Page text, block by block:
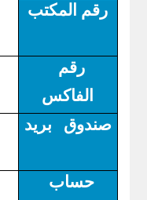
رقم المكتب
رقم
الفاكس
صندوق بريد
حساب